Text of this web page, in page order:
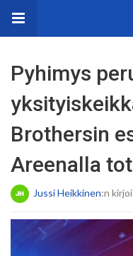
Pyhimys
Brothersin
Areenalla
Jussi Heikkinen:n